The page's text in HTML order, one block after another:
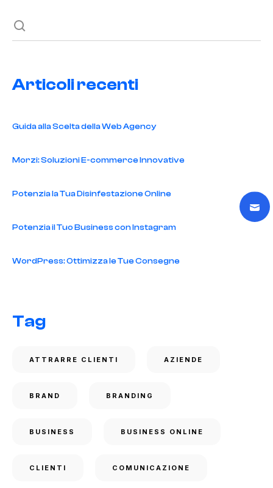
Articoli recenti
Guida alla Scelta della Web Agency
Morzi: Soluzioni E-commerce Innovative
Potenzia la Tua Disinfestazione Online
Potenzia il Tuo Business con Instagram
WordPress: Ottimizza le Tue Consegne
Tag
ATTRARRE CLIENTI AZIENDE
BRAND BRANDING
BUSINESS BUSINESS ONLINE
CLIENTI COMUNICAZIONE